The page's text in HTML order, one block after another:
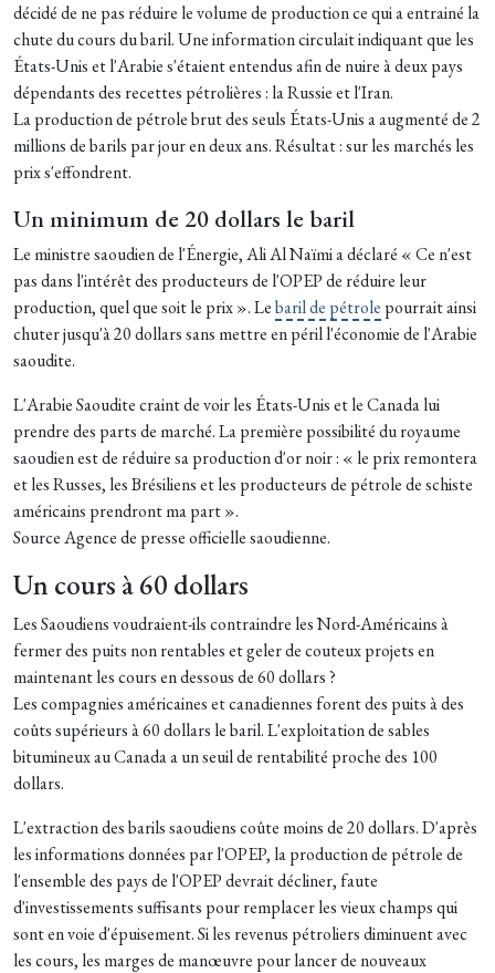
décidé de ne pas réduire le volume de production ce qui a entrainé la
chute du cours du baril. Une information circulait indiquant que les
États-Unis et l'Arabie s'étaient entendus afin de nuire à deux pays
dépendants des recettes pétrolières : la Russie et l'Iran.
La production de pétrole brut des seuls États-Unis a augmenté de 2
millions de barils par jour en deux ans. Résultat : sur les marchés les
prix s'effondrent.
Un minimum de 20 dollars le baril
Le ministre saoudien de l'Énergie, Ali Al Naïmi a déclaré « Ce n'est
pas dans l'intérêt des producteurs de l'OPEP de réduire leur
production, quel que soit le prix ». Lebaril de pétrole pourrait ainsi
chuter jusqu'à 20 dollars sans mettre en péril l'économie de l'Arabie
saoudite.
L'Arabie Saoudite craint de voir les États-Unis et le Canada lui
prendre des parts de marché. La première possibilité du royaume
saoudien est de réduire sa production d'or noir : « le prix remontera
et les Russes, les Brésiliens et les producteurs de pétrole de schiste
américains prendront ma part ».
Source Agence de presse officielle saoudienne.
Un cours à 60 dollars
Les Saoudiens voudraient-ils contraindre les Nord-Américains à
fermer des puits non rentables et geler de couteux projets en
maintenant les cours en dessous de 60 dollars ?
Les compagnies américaines et canadiennes forent des puits à des
coûts supérieurs à 60 dollars le baril. L'exploitation de sables
bitumineux au Canada a un seuil de rentabilité proche des 100
dollars.
L'extraction des barils saoudiens coûte moins de 20 dollars. D'après
les informations données par l'OPEP, la production de pétrole de
l'ensemble des pays de l'OPEP devrait décliner, faute
d'investissements suffisants pour remplacer les vieux champs qui
sont en voie d'épuisement. Si les revenus pétroliers diminuent avec
les cours, les marges de manœuvre pour lancer de nouveaux